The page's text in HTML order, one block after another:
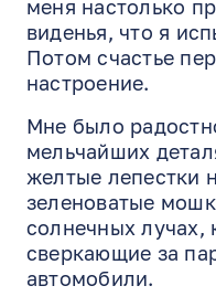
меня настолько
виденья, что я
Потом счастье
настроение.
Мне было
мельчайших
желтые лепестки
зеленоватые
солнечных лучах,
сверкающие за
автомобили.